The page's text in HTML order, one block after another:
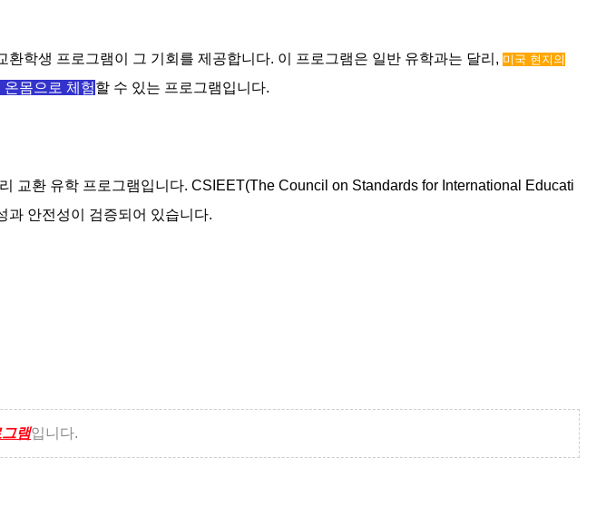
학생 프로그램이 그 기회를 제공합니다. 이 프로그램은 일반 유학과는 달리, 미국 현지의
온몸으로 체험할 수 있는 프로그램입니다.
교환 유학 프로그램입니다. CSIEET(The Council on Standards for International Educati
과 안전성이 검증되어 있습니다.
램입니다.